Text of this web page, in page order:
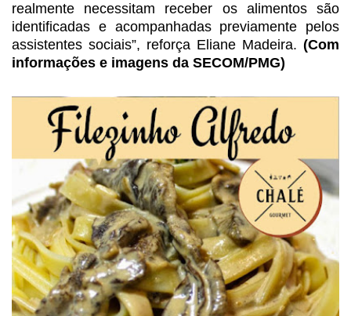
realmente necessitam receber os alimentos são
identificadas e acompanhadaspreviamente pelos
assistentes sociais”, reforça Eliane Madeira. (Com
informações e imagens da SECOM/PMG)